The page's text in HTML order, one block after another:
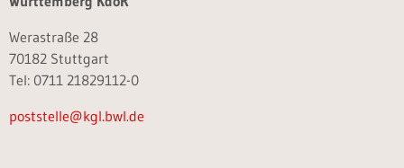
Werastraße 28
70182 Stuttgart
Tel: 0711 21829112-0
poststelle@kgl.bwl.de